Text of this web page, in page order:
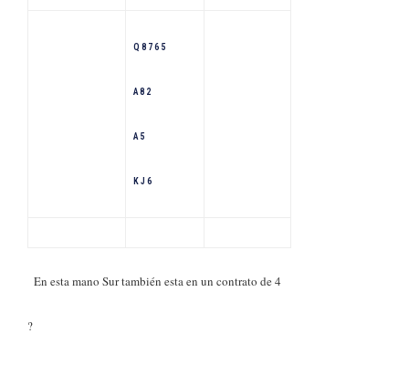
Q 8 7 6 5
A 8 2
A 5
K J 6
En esta mano Sur también esta en un contrato de 4
?